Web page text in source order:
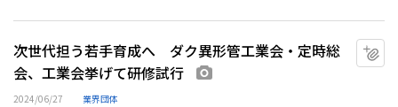
次世代担う若手育成へ ダク異形管工業会・定時総
会、工業会挙げて研修試行
2024/06/27 業界団体